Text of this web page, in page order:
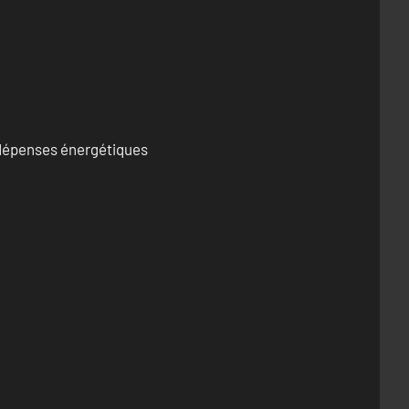
énergétiques